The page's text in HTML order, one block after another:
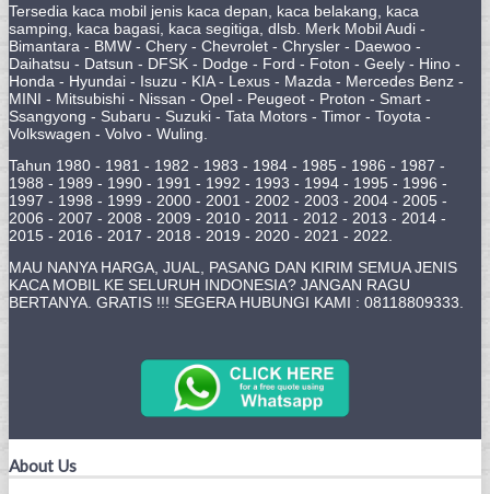
Tersedia kaca mobil jenis kaca depan, kaca belakang, kaca
samping, kaca bagasi, kaca segitiga, dlsb. Merk Mobil Audi -
Bimantara - BMW - Chery - Chevrolet - Chrysler - Daewoo -
Daihatsu - Datsun - DFSK - Dodge - Ford - Foton - Geely - Hino -
Honda - Hyundai - Isuzu - KIA - Lexus - Mazda - Mercedes Benz -
MINI - Mitsubishi - Nissan - Opel - Peugeot - Proton - Smart -
Ssangyong - Subaru - Suzuki - Tata Motors - Timor - Toyota -
Volkswagen - Volvo - Wuling.
Tahun 1980 - 1981 - 1982 - 1983 - 1984 - 1985 - 1986 - 1987 -
1988 - 1989 - 1990 - 1991 - 1992 - 1993 - 1994 - 1995 - 1996 -
1997 - 1998 - 1999 - 2000 - 2001 - 2002 - 2003 - 2004 - 2005 -
2006 - 2007 - 2008 - 2009 - 2010 - 2011 - 2012 - 2013 - 2014 -
2015 - 2016 - 2017 - 2018 - 2019 - 2020 - 2021 - 2022.
MAU NANYA HARGA, JUAL, PASANG DAN KIRIM SEMUA JENIS
KACA MOBIL KE SELURUH INDONESIA? JANGAN RAGU
BERTANYA. GRATIS !!! SEGERA HUBUNGI KAMI : 08118809333.
About Us